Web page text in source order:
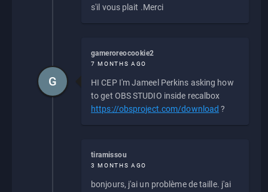
s'il vous plait .Merci
gameroreocookie2
7 MONTHS AGO
HI CEP I'm Jameel Perkins asking how
to get OBS STUDIO inside recalbox
https://obsproject.com/download ?
G
tiramissou
3 MONTHS AGO
bonjours, j'ai un problème de taille. j'ai